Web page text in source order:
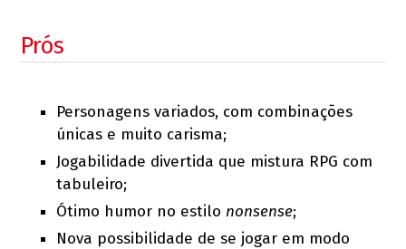
Prós
Personagens variados, com combinações
únicas e muito carisma;
Jogabilidade divertida que mistura RPG com
tabuleiro;
Ótimo humor no estilo nonsense;
Nova possibilidade de se jogar em modo